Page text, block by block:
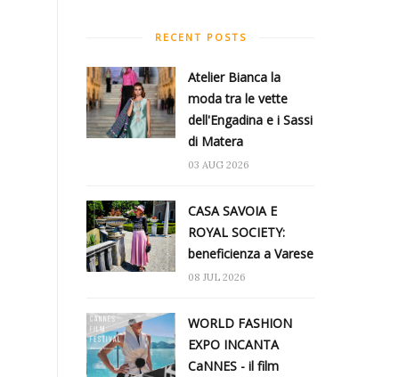
RECENT POSTS
Atelier Bianca​ la
moda tra le vette
dell'Engadina e i Sassi
di Matera
03 AUG 2026
CASA SAVOIA E
ROYAL SOCIETY:
beneficienza a Varese
08 JUL 2026
WORLD FASHION
EXPO INCANTA
CaNNES - il film